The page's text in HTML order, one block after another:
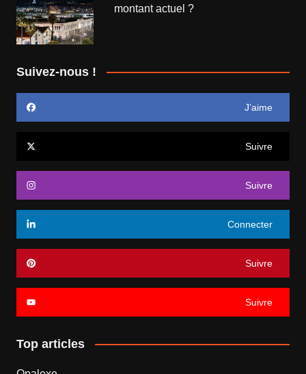
montant actuel ?
Suivez-nous !
J’aime
Suivre
Suivre
Connecter
Suivre
Suivre
Top articles